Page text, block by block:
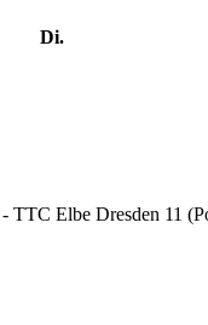
Di.
TTC Elbe Dresden 11